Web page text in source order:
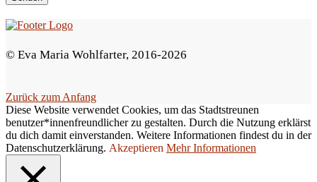
e
l
l
e
e
© Eva Maria Wohlfarter, 2016-2026
Zurück zum Anfang
Diese Website verwendet Cookies, um das Stadtstreunen
benutzer*innenfreundlicher zu gestalten. Durch die Nutzung erklärst
du dich damit einverstanden. Weitere Informationen findest du in der
Datenschutzerklärung. Akzeptieren Mehr Informationen